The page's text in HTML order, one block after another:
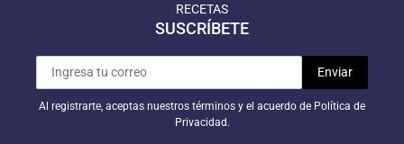
RECETAS
SUSCRÍBETE
Al registrarte, aceptas nuestros términos y el acuerdo de Política de
Privacidad.